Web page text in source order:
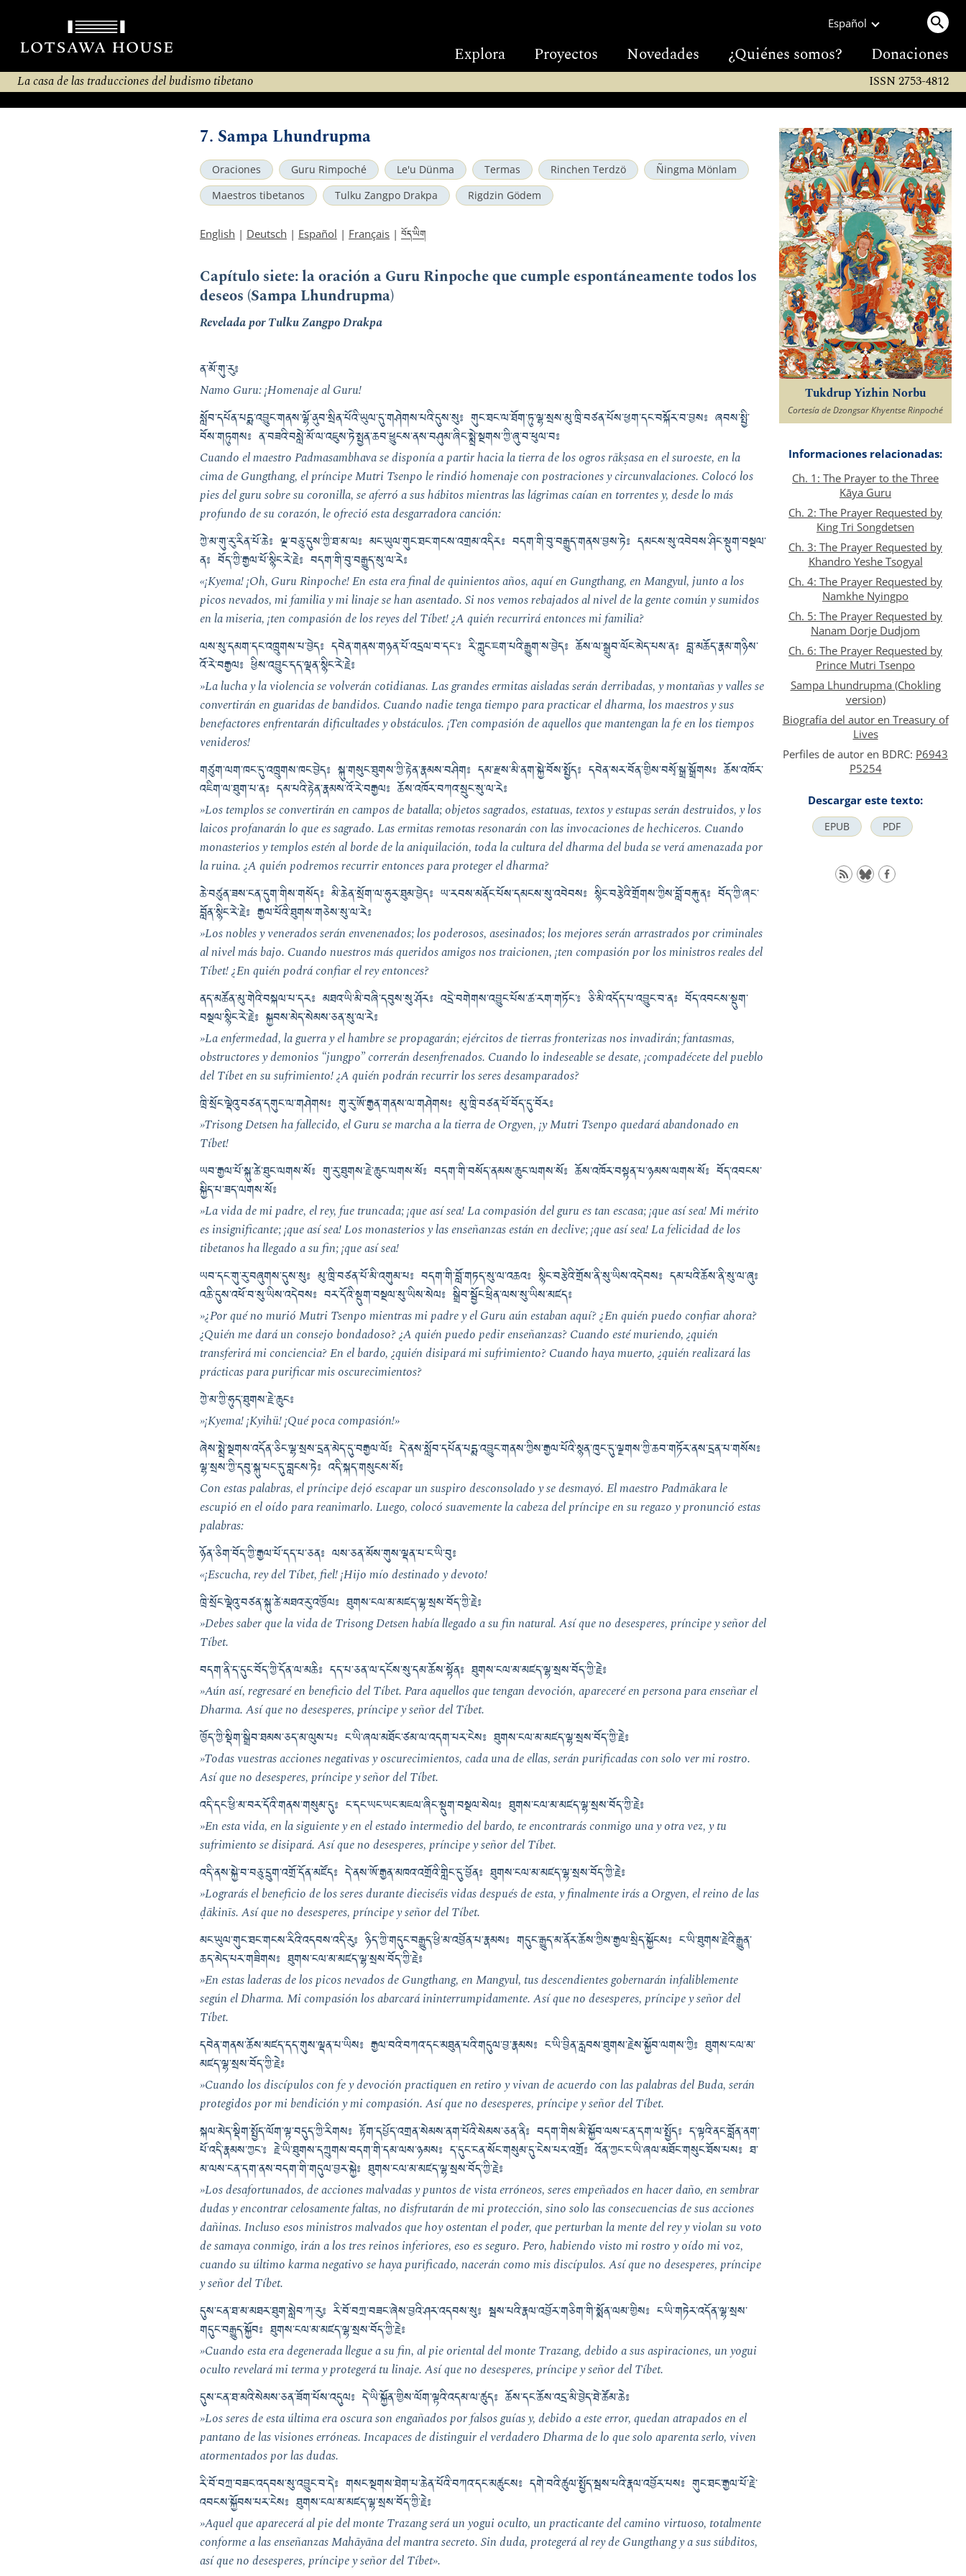
Español
Explora Proyectos Novedades ¿Quiénes somos? Donaciones
La casa de las traducciones del budismo tibetano ISSN 2753-4812
7. Sampa Lhundrupma
Oraciones Guru Rimpoché Le'u Dünma Termas Rinchen Terdzö
Ñingma Mönlam
Maestros tibetanos
Tulku Zangpo Drakpa Rigdzin Gödem
English | Deutsch | Español | Français | བོད་ཡིག
Capítulo siete: la oración a Guru Rinpoche que cumple espontáneamente todos los
deseos (Sampa Lhundrupma)
Revelada por Tulku Zangpo Drakpa
ན་མོ་གུ་རུ༔
Namo Guru: ¡Homenaje al Guru!
སློབ་དཔོན་པདྨ་འབྱུང་གནས་ལྷོ་ནུབ་སྲིན་པོའི་ཡུལ་དུ་གཤེགས་པའི་དུས་སུ༔ གུང་ཐང་ལ་ཐོག་ཏུ་ལྷ་སྲས་མུ་ཁྲི་བཙན་པོས་ཕྱག་དང་བསྐོར་བ་བྱས༔ ཞབས་སྤྱི་
བོས་གཏུགས༔ ན་བཟའི་བསླེ་མོ་ལ་འཇུས་ཏེ་སྤྱན་ཆབ་ཕྱུངས་ནས་བཤུམ་ཞིང་སྨྲེ་སྔགས་ཀྱི་ཞུ་བ་ཕུལ་བ༔
Cuando el maestro Padmasambhava se disponía a partir hacia la tierra de los ogros rākṣasa en el suroeste, en la
cima de Gungthang, el príncipe Mutri Tsenpo le rindió homenaje con postraciones y circunvalaciones. Colocó los
pies del guru sobre su coronilla, se aferró a sus hábitos mientras las lágrimas caían en torrentes y, desde lo más
profundo de su corazón, le ofreció esta desgarradora canción:
ཀྱེ་མ་གུ་རུ་རིན་པོ་ཆེ༔ ལྔ་བཅུ་དུས་ཀྱི་ཐ་མ་ལ༔ མང་ཡུལ་གུང་ཐང་གངས་འགྲམ་འདིར༔ བདག་གི་བུ་བརྒྱུད་གནས་བྱས་ཏེ༔ དམངས་སུ་འབེབས་ཤིང་སྡུག་བསྔལ་
ན༔ བོད་ཀྱི་རྒྱལ་པོ་སྙིང་རེ་རྗེ༔ བདག་གི་བུ་བརྒྱུད་སུ་ལ་རེ༔
«¡Kyema! ¡Oh, Guru Rinpoche! En esta era final de quinientos años, aquí en Gungthang, en Mangyul, junto a los
picos nevados, mi familia y mi linaje se han asentado. Si nos vemos rebajados al nivel de la gente común y sumidos
en la miseria, ¡ten compasión de los reyes del Tíbet! ¿A quién recurrirá entonces mi familia?
ལས་སུ་དམག་དང་འཁྲུགས་པ་བྱེད༔ དབེན་གནས་གཉན་པོ་འདྲལ་བ་དང་༔ རི་ཀླུང་ཇག་པའི་རྒྱུག་ས་བྱེད༔ ཆོས་ལ་སྒྲུབ་ལོང་མེད་པས་ན༔ བླ་མཆོད་རྣམ་གཉིས་
འོ་རེ་བརྒྱལ༔ ཕྱིས་འབྱུང་དད་ལྡན་སྙིང་རེ་རྗེ༔
»La lucha y la violencia se volverán cotidianas. Las grandes ermitas aisladas serán derribadas, y montañas y valles se
convertirán en guaridas de bandidos. Cuando nadie tenga tiempo para practicar el dharma, los maestros y sus
benefactores enfrentarán dificultades y obstáculos. ¡Ten compasión de aquellos que mantengan la fe en los tiempos
venideros!
གཙུག་ལག་ཁང་དུ་འཁྲུགས་ཁང་བྱེད༔ སྐུ་གསུང་ཐུགས་ཀྱི་རྟེན་རྣམས་བཤིག༔ དམ་རྫས་མི་ནག་སྐྱེ་བོས་སྤྱོད༔ དབེན་སར་བོན་གྱིས་བསྭོ་སྒྲ་སྒྲོགས༔ ཆོས་འཁོར་
འཇིག་ལ་ཐུག་པ་ན༔ དམ་པའི་རྟེན་རྣམས་འོ་རེ་བརྒྱལ༔ ཆོས་འཁོར་བཀའ་སྲུང་སུ་ལ་རེ༔
»Los templos se convertirán en campos de batalla; objetos sagrados, estatuas, textos y estupas serán destruidos, y los
laicos profanarán lo que es sagrado. Las ermitas remotas resonarán con las invocaciones de hechiceros. Cuando
monasterios y templos estén al borde de la aniquilación, toda la cultura del dharma del buda se verá amenazada por
la ruina. ¿A quién podremos recurrir entonces para proteger el dharma?
ཆེ་བཙུན་ཟས་ངན་དུག་གིས་གསོད༔ མི་ཆེན་སྲོག་ལ་ཧུར་ཐུམ་བྱེད༔ ཡ་རབས་མནོང་པོས་དམངས་སུ་འབེབས༔ སྙིང་བརྩེའི་གྲོགས་ཀྱིས་བློ་བརྐུ་ན༔ བོད་ཀྱི་ཞང་
བློན་སྙིང་རེ་རྗེ༔ རྒྱལ་པོའི་ཐུགས་གཅེས་སུ་ལ་རེ༔
»Los nobles y venerados serán envenenados; los poderosos, asesinados; los mejores serán arrastrados por criminales
al nivel más bajo. Cuando nuestros más queridos amigos nos traicionen, ¡ten compasión por los ministros reales del
Tíbet! ¿En quién podrá confiar el rey entonces?
ནད་མཚོན་མུ་གེའི་བསྐལ་པ་དར༔ མཐའ་ཡི་མི་བཞི་དབུས་སུ་ཤོར༔ འདྲེ་བགེགས་འབྱུང་པོས་ཚ་རག་གཏོང་༔ ཅི་མི་འདོད་པ་འབྱུང་བ་ན༔ བོད་འབངས་སྡུག་
བསྔལ་སྙིང་རེ་རྗེ༔ སྐྱབས་མེད་སེམས་ཅན་སུ་ལ་རེ༔
»La enfermedad, la guerra y el hambre se propagarán; ejércitos de tierras fronterizas nos invadirán; fantasmas,
obstructores y demonios “jungpo” correrán desenfrenados. Cuando lo indeseable se desate, ¡compadécete del pueblo
del Tíbet en su sufrimiento! ¿A quién podrán recurrir los seres desamparados?
ཁྲི་སྲོང་ལྡེའུ་བཙན་དགུང་ལ་གཤེགས༔ གུ་རུ་ཨོ་རྒྱན་གནས་ལ་གཤེགས༔ མུ་ཁྲི་བཙན་པོ་བོད་དུ་བོར༔
»Trisong Detsen ha fallecido, el Guru se marcha a la tierra de Orgyen, ¡y Mutri Tsenpo quedará abandonado en
Tíbet!
ཡབ་རྒྱལ་པོ་སྐུ་ཚེ་ཐུང་ལགས་སོ༔ གུ་རུ་ཐུགས་རྗེ་ཆུང་ལགས་སོ༔ བདག་གི་བསོད་ནམས་ཆུང་ལགས་སོ༔ ཆོས་འཁོར་བསྟན་པ་ཉམས་ལགས་སོ༔ བོད་འབངས་
སྐྱིད་པ་ཟད་ལགས་སོ༔
»La vida de mi padre, el rey, fue truncada; ¡que así sea! La compasión del guru es tan escasa; ¡que así sea! Mi mérito
es insignificante; ¡que así sea! Los monasterios y las enseñanzas están en declive; ¡que así sea! La felicidad de los
tibetanos ha llegado a su fin; ¡que así sea!
ཡབ་དང་གུ་རུ་བཞུགས་དུས་སུ༔ མུ་ཁྲི་བཙན་པོ་མི་འགུམ་པ༔ བདག་གི་བློ་གཏད་སུ་ལ་འཆའ༔ སྙིང་བརྩེའི་གྲོས་ནི་སུ་ཡིས་འདེབས༔ དམ་པའི་ཆོས་ནི་སུ་ལ་ཞུ༔
འཆི་དུས་འཕོ་བ་སུ་ཡིས་འདེབས༔ བར་དོའི་སྡུག་བསྔལ་སུ་ཡིས་སེལ༔ སྒྲིབ་སྦྱོང་ཕྲིན་ལས་སུ་ཡིས་མཛད༔
»¿Por qué no murió Mutri Tsenpo mientras mi padre y el Guru aún estaban aquí? ¿En quién puedo confiar ahora?
¿Quién me dará un consejo bondadoso? ¿A quién puedo pedir enseñanzas? Cuando esté muriendo, ¿quién
transferirá mi conciencia? En el bardo, ¿quién disipará mi sufrimiento? Cuando haya muerto, ¿quién realizará las
prácticas para purificar mis oscurecimientos?
ཀྱེ་མ་ཀྱི་ཧུད་ཐུགས་རྗེ་ཆུང༔
»¡Kyema! ¡Kyihü! ¡Qué poca compasión!»
ཞེས་སྨྲེ་སྔགས་འདོན་ཅིང་ལྷ་སྲས་དྲན་མེད་དུ་བརྒྱལ་ལོ༔ དེ་ནས་སློབ་དཔོན་པདྨ་འབྱུང་གནས་ཀྱིས་རྒྱལ་པོའི་སྙན་ཁུང་དུ་ལྗགས་ཀྱི་ཆབ་གཏོར་ནས་དྲན་པ་གསོས༔
ལྷ་སྲས་ཀྱི་དབུ་སྐུ་པང་དུ་བླངས་ཏེ༔ འདི་སྐད་གསུངས་སོ༔
Con estas palabras, el príncipe dejó escapar un suspiro desconsolado y se desmayó. El maestro Padmākara le
escupió en el oído para reanimarlo. Luego, colocó suavemente la cabeza del príncipe en su regazo y pronunció estas
palabras:
ཉོན་ཅིག་བོད་ཀྱི་རྒྱལ་པོ་དད་པ་ཅན༔ ལས་ཅན་མོས་གུས་ལྡན་པ་ང་ཡི་བུ༔
«¡Escucha, rey del Tíbet, fiel! ¡Hijo mío destinado y devoto!
ཁྲི་སྲོང་ལྡེའུ་བཙན་སྐུ་ཚེ་མཐའ་རུ་འཁྱོལ༔ ཐུགས་ངལ་མ་མཛད་ལྷ་སྲས་བོད་ཀྱི་རྗེ༔
»Debes saber que la vida de Trisong Detsen había llegado a su fin natural. Así que no desesperes, príncipe y señor del
Tíbet.
བདག་ནི་ད་དུང་བོད་ཀྱི་དོན་ལ་མཆི༔ དད་པ་ཅན་ལ་དངོས་སུ་དམ་ཆོས་སྟོན༔ ཐུགས་ངལ་མ་མཛད་ལྷ་སྲས་བོད་ཀྱི་རྗེ༔
»Aún así, regresaré en beneficio del Tíbet. Para aquellos que tengan devoción, apareceré en persona para enseñar el
Dharma. Así que no desesperes, príncipe y señor del Tíbet.
ཁྱོད་ཀྱི་སྡིག་སྒྲིབ་ཐམས་ཅད་མ་ལུས་པ༔ ང་ཡི་ཞལ་མཐོང་ཙམ་ལ་འདག་པར་ངེས༔ ཐུགས་ངལ་མ་མཛད་ལྷ་སྲས་བོད་ཀྱི་རྗེ༔
»Todas vuestras acciones negativas y oscurecimientos, cada una de ellas, serán purificadas con solo ver mi rostro.
Así que no desesperes, príncipe y señor del Tíbet.
འདི་དང་ཕྱི་མ་བར་དོའི་གནས་གསུམ་དུ༔ ང་དང་ཡང་ཡང་མཇལ་ཞིང་སྡུག་བསྔལ་སེལ༔ ཐུགས་ངལ་མ་མཛད་ལྷ་སྲས་བོད་ཀྱི་རྗེ༔
»En esta vida, en la siguiente y en el estado intermedio del bardo, te encontrarás conmigo una y otra vez, y tu
sufrimiento se disipará. Así que no desesperes, príncipe y señor del Tíbet.
འདི་ནས་སྐྱེ་བ་བཅུ་དྲུག་འགྲོ་དོན་མཛོད༔ དེ་ནས་ཨོ་རྒྱན་མཁའ་འགྲོའི་གླིང་དུ་བྱོན༔ ཐུགས་ངལ་མ་མཛད་ལྷ་སྲས་བོད་ཀྱི་རྗེ༔
»Lograrás el beneficio de los seres durante dieciséis vidas después de esta, y finalmente irás a Orgyen, el reino de las
ḍākinīs. Así que no desesperes, príncipe y señor del Tíbet.
མང་ཡུལ་གུང་ཐང་གངས་རིའི་འདབས་འདི་རུ༔ ཉིད་ཀྱི་གདུང་བརྒྱུད་ཕྱི་མ་འབྱོན་པ་རྣམས༔ གདུང་རྒྱུད་མ་ནོར་ཆོས་ཀྱིས་རྒྱལ་སྲིད་སྐྱོངས༔ ང་ཡི་ཐུགས་རྗེའི་རྒྱུན་
ཆད་མེད་པར་གཟིགས༔ ཐུགས་ངལ་མ་མཛད་ལྷ་སྲས་བོད་ཀྱི་རྗེ༔
»En estas laderas de los picos nevados de Gungthang, en Mangyul, tus descendientes gobernarán infaliblemente
según el Dharma. Mi compasión los abarcará ininterrumpidamente. Así que no desesperes, príncipe y señor del
Tíbet.
དབེན་གནས་ཆོས་མཛད་དད་གུས་ལྡན་པ་ཡིས༔ རྒྱལ་བའི་བཀའ་དང་མཐུན་པའི་གདུལ་བྱ་རྣམས༔ ང་ཡི་བྱིན་རླབས་ཐུགས་རྗེས་སྐྱོབ་ལགས་ཀྱི༔ ཐུགས་ངལ་མ་
མཛད་ལྷ་སྲས་བོད་ཀྱི་རྗེ༔
»Cuando los discípulos con fe y devoción practiquen en retiro y vivan de acuerdo con las palabras del Buda, serán
protegidos por mi bendición y mi compasión. Así que no desesperes, príncipe y señor del Tíbet.
སྐལ་མེད་སྡིག་སྤྱོད་ལོག་ལྟ་བདུད་ཀྱི་རིགས༔ རྟོག་དཔྱོད་འགྲན་སེམས་ནག་པོའི་སེམས་ཅན་ནི༔ བདག་གིས་མི་སྐྱོབ་ལས་ངན་དག་ལ་སྤྱོད༔ ད་ལྟའི་ནང་བློན་ནག་
པོ་འདི་རྣམས་ཀྱང་༔ རྗེ་ཡི་ཐུགས་དཀྲུགས་བདག་གི་དམ་ལས་ཉམས༔ ད་དུང་ངན་སོང་གསུམ་དུ་ངེས་པར་འགྲོ༔ འོན་ཀྱང་ང་ཡི་ཞལ་མཐོང་གསུང་ཐོས་པས༔ ཐ་
མ་ལས་ངན་དག་ནས་བདག་གི་གདུལ་བྱར་སྐྱེ༔ ཐུགས་ངལ་མ་མཛད་ལྷ་སྲས་བོད་ཀྱི་རྗེ༔
»Los desafortunados, de acciones malvadas y puntos de vista erróneos, seres empeñados en hacer daño, en sembrar
dudas y encontrar celosamente faltas, no disfrutarán de mi protección, sino solo las consecuencias de sus acciones
dañinas. Incluso esos ministros malvados que hoy ostentan el poder, que perturban la mente del rey y violan su voto
de samaya conmigo, irán a los tres reinos inferiores, eso es seguro. Pero, habiendo visto mi rostro y oído mi voz,
cuando su último karma negativo se haya purificado, nacerán como mis discípulos. Así que no desesperes, príncipe
y señor del Tíbet.
དུས་ངན་ཐ་མ་མཐར་ཐུག་སླེབ་ཀ་རུ༔ རི་བོ་བཀྲ་བཟང་ཞེས་བྱའི་ཤར་འདབས་སུ༔ སྦས་པའི་རྣལ་འབྱོར་གཅིག་གི་སྨོན་ལམ་གྱིས༔ ང་ཡི་གཏེར་འདོན་ལྷ་སྲས་
གདུང་བརྒྱུད་སྐྱོབ༔ ཐུགས་ངལ་མ་མཛད་ལྷ་སྲས་བོད་ཀྱི་རྗེ༔
»Cuando esta era degenerada llegue a su fin, al pie oriental del monte Trazang, debido a sus aspiraciones, un yogui
oculto revelará mi terma y protegerá tu linaje. Así que no desesperes, príncipe y señor del Tíbet.
དུས་ངན་ཐ་མའི་སེམས་ཅན་ཟོག་པོས་འདུལ༔ དེ་ཡི་སྐྱོན་གྱིས་ལོག་ལྟའི་འདམ་ལ་ཚུད༔ ཆོས་དང་ཆོས་འདྲ་མི་བྱེད་ཐེ་ཚོམ་ཆེ༔
»Los seres de esta última era oscura son engañados por falsos guías y, debido a este error, quedan atrapados en el
pantano de las visiones erróneas. Incapaces de distinguir el verdadero Dharma de lo que solo aparenta serlo, viven
atormentados por las dudas.
རི་བོ་བཀྲ་བཟང་འདབས་སུ་འབྱུང་བ་དེ༔ གསང་སྔགས་ཐེག་པ་ཆེན་པོའི་བཀའ་དང་མཚུངས༔ དགེ་བའི་ཚུལ་སྤྱོད་སྦས་པའི་རྣལ་འབྱོར་པས༔ གུང་ཐང་རྒྱལ་པོ་རྗེ་
འབངས་སྐྱོབས་པར་ངེས༔ ཐུགས་ངལ་མ་མཛད་ལྷ་སྲས་བོད་ཀྱི་རྗེ༔
»Aquel que aparecerá al pie del monte Trazang será un yogui oculto, un practicante del camino virtuoso, totalmente
conforme a las enseñanzas Mahāyāna del mantra secreto. Sin duda, protegerá al rey de Gungthang y a sus súbditos,
así que no desesperes, príncipe y señor del Tíbet».
Tukdrup Yizhin Norbu
Cortesía de Dzongsar Khyentse Rinpoché
Informaciones relacionadas:
Ch. 1: The Prayer to the Three
Kāya Guru
Ch. 2: The Prayer Requested by
King Tri Songdetsen
Ch. 3: The Prayer Requested by
Khandro Yeshe Tsogyal
Ch. 4: The Prayer Requested by
Namkhe Nyingpo
Ch. 5: The Prayer Requested by
Nanam Dorje Dudjom
Ch. 6: The Prayer Requested by
Prince Mutri Tsenpo
Sampa Lhundrupma (Chokling
version)
Biografía del autor en Treasury of
Lives
Perfiles de autor en BDRC: P6943
P5254
Descargar este texto:
EPUB PDF